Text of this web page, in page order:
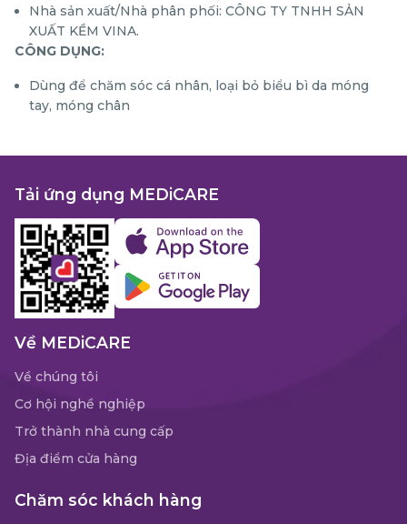
Nhà sản xuất/Nhà phân phối: CÔNG TY TNHH SẢN
XUẤT KỀM VINA.
CÔNG DỤNG:
Dùng để chăm sóc cá nhân, loại bỏ biểu bì da móng
tay, móng chân
Tải ứng dụng MEDiCARE
Về MEDiCARE
Về chúng tôi
Cơ hội nghề nghiệp
Trở thành nhà cung cấp
Địa điểm cửa hàng
Chăm sóc khách hàng